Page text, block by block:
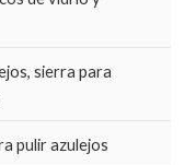
sierra para
pulir azulejos